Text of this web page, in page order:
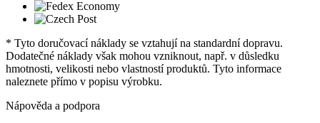
* Tyto doručovací náklady se vztahují na standardní dopravu.
Dodatečné náklady však mohou vzniknout, např. v důsledku
hmotnosti, velikosti nebo vlastností produktů. Tyto informace
naleznete přímo v popisu výrobku.
Nápověda a podpora